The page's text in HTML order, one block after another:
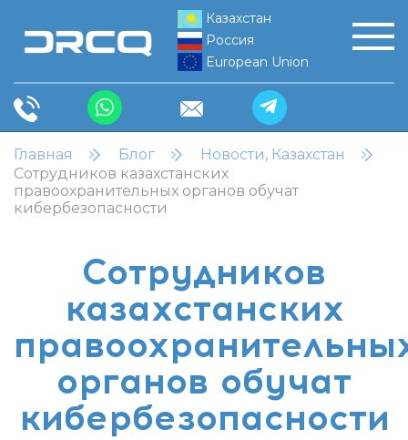
Казахстан
Россия
European Union
Главная Блог
Новости, Казахстан
Сотрудников казахстанских
правоохранительных органов обучат
кибербезопасности
Сотрудников
казахстанских
органов обучат
кибербезопасности